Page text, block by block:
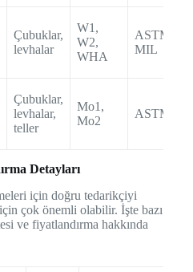
Çubuklar,
levhalar
W1,
W2,
WHA
ASTM,
MIL
Çubuklar,
levhalar,
teller
Mo1,
Mo2
ASTM,
Detayları
için doğru tedarikçiyi
çok önemli olabilir. İşte bazı
ve fiyatlandırma hakkında